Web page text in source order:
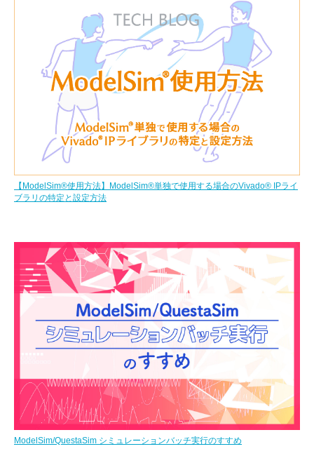
【ModelSim®使用方法】ModelSim®単独で使用する場合のVivado® IPライ
ブラリの特定と設定方法
ModelSim/QuestaSim シミュレーションバッチ実行のすすめ